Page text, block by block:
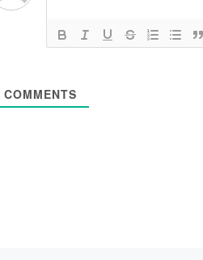
COMMENTS